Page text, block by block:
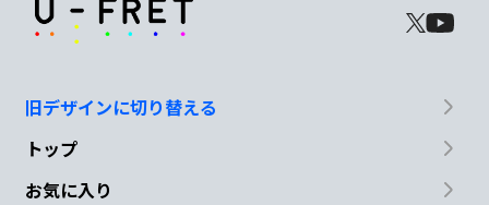
B♭maj7 F/A
なくて
旧デザインに切り替える
トップ
お気に入り